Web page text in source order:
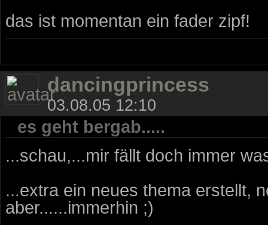
das ist momentan ein fader zipf!
dancingprincess
03.08.05 12:10
es geht bergab.....
...schau,...mir fällt doch immer
...extra ein neues thema erstellt,
aber......immerhin ;)